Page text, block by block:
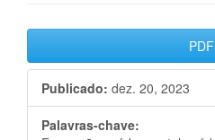
Barra
lateral
de
PDF
Publicado: dez. 20, 2023
Palavras-chave: